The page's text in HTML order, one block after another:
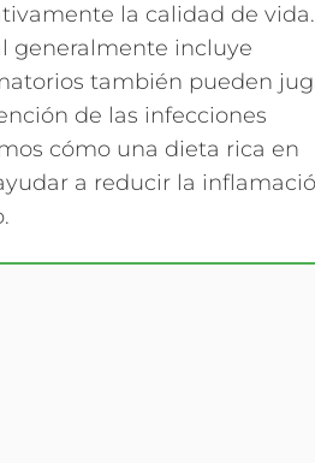
la calidad de vida.
generalmente incluye
también pueden
de las infecciones
cómo una dieta rica en
a reducir la